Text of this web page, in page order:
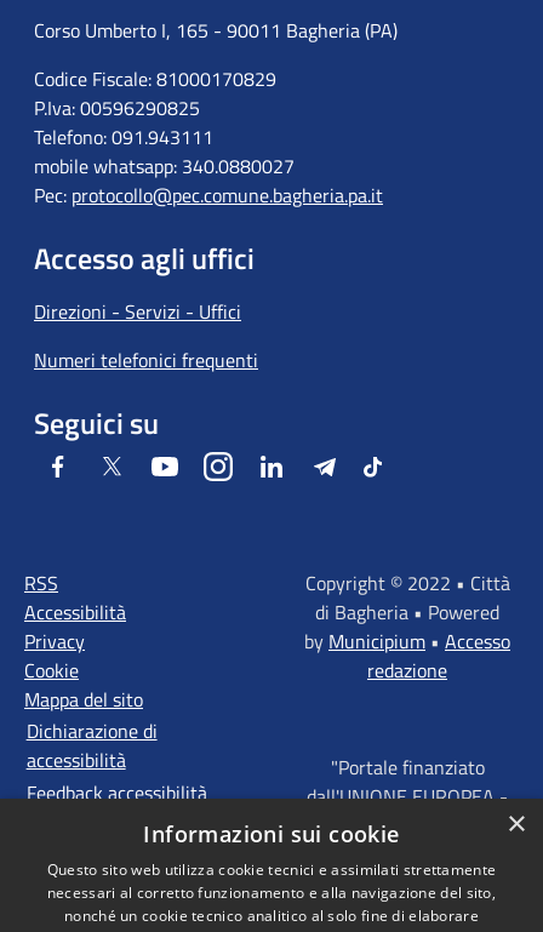
Corso Umberto I, 165 - 90011 Bagheria (PA)
Codice Fiscale: 81000170829
P.Iva: 00596290825
Telefono: 091.943111
mobile whatsapp: 340.0880027
Pec: protocollo@pec.comune.bagheria.pa.it
Accesso agli uffici
Direzioni - Servizi - Uffici
Numeri telefonici frequenti
Seguici su
Facebook Twitter YoutubeInstagramLinkedIn TelegramTiktok
RSS
Accessibilità
Privacy
Cookie
Mappa del sito
Dichiarazione di
accessibilità
Feedback accessibilità
Copyright © 2022 • Città
di Bagheria • Powered
by Municipium • Accesso
redazione
"Portale finanziato
dall'UNIONE EUROPEA -
FONDI STRUTTURALI
EUROPEI - Programma
Operativo FESR Sicilia
×
Informazioni sui cookie
Questo sito web utilizza cookie tecnici e assimilati strettamente
necessari al corretto funzionamento e alla navigazione del sito,
nonché un cookie tecnico analitico al solo fine di elaborare